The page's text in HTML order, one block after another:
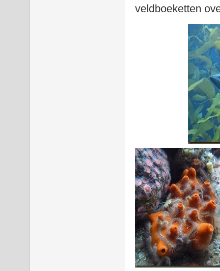
veldboeketten